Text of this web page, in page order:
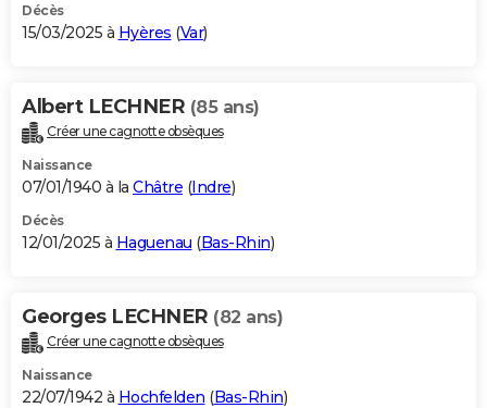
Décès
15/03/2025 à Hyères (Var)
Albert LECHNER (85 ans)
Créer une cagnotte obsèques
Naissance
07/01/1940 à la Châtre (Indre)
Décès
12/01/2025 à Haguenau (Bas-Rhin)
Georges LECHNER (82 ans)
Créer une cagnotte obsèques
Naissance
22/07/1942 à Hochfelden (Bas-Rhin)